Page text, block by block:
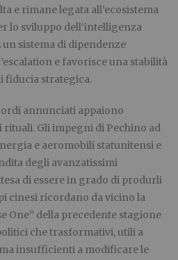
e rimane legata all’ecosistema
lo sviluppo dell’intelligenza
sistema di dipendenze
e favorisce una stabilità
fiducia strategica.
annunciati appaiono
Gli impegni di Pechino ad
e aeromobili statunitensi e
degli avanzatissimi
di essere in grado di produrli
cinesi ricordano da vicino la
One” della precedente stagione
che trasformativi, utili a
insufficienti a modificare le